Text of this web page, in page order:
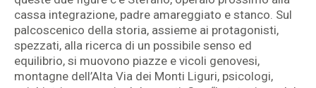
cassa integrazione, padre amareggiato e stanco. Sul
palcoscenico della storia, assieme ai protagonisti,
spezzati, alla ricerca di un possibile senso ed
equilibrio, si muovono piazze e vicoli genovesi,
montagne dell’Alta Via dei Monti Liguri, psicologi,